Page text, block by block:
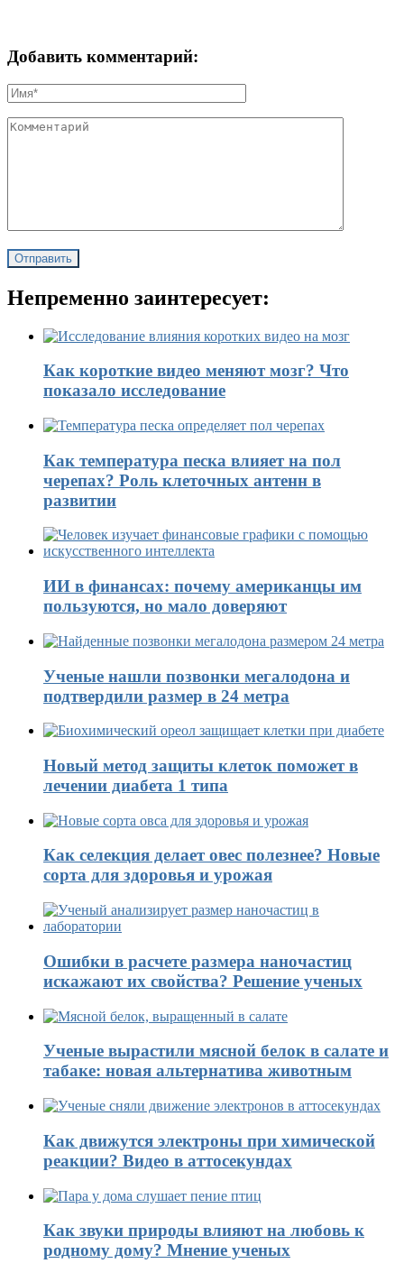
Добавить комментарий:
Непременно заинтересует:
Как короткие видео меняют мозг? Что
показало исследование
Как температура песка влияет на пол
черепах? Роль клеточных антенн в
развитии
ИИ в финансах: почему американцы им
пользуются, но мало доверяют
Ученые нашли позвонки мегалодона и
подтвердили размер в 24 метра
Новый метод защиты клеток поможет в
лечении диабета 1 типа
Как селекция делает овес полезнее? Новые
сорта для здоровья и урожая
Ошибки в расчете размера наночастиц
искажают их свойства? Решение ученых
Ученые вырастили мясной белок в салате и
табаке: новая альтернатива животным
Как движутся электроны при химической
реакции? Видео в аттосекундах
Как звуки природы влияют на любовь к
родному дому? Мнение ученых